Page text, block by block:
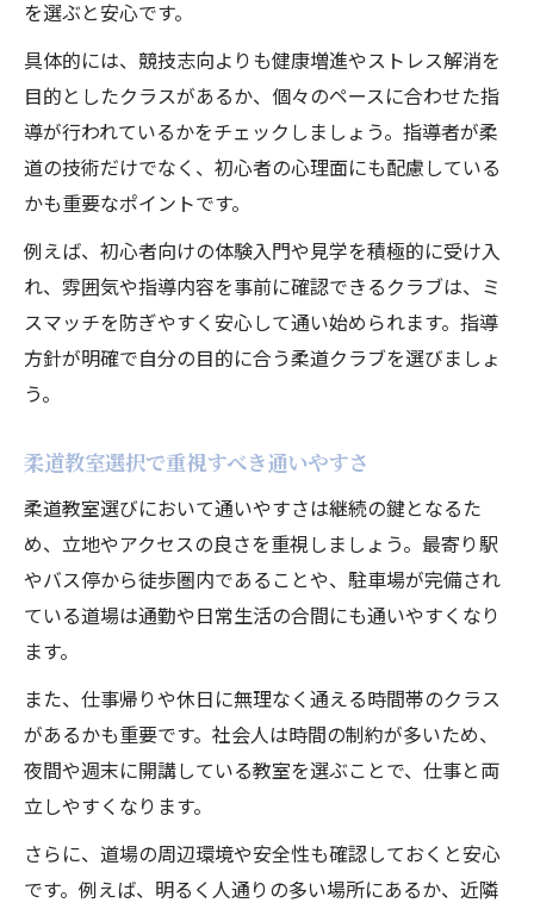
を選ぶと安心です。
具体的には、競技志向よりも健康増進やストレス解消を
目的としたクラスがあるか、個々のペースに合わせた指
導が行われているかをチェックしましょう。指導者が柔
道の技術だけでなく、初心者の心理面にも配慮している
かも重要なポイントです。
例えば、初心者向けの体験入門や見学を積極的に受け入
れ、雰囲気や指導内容を事前に確認できるクラブは、ミ
スマッチを防ぎやすく安心して通い始められます。指導
方針が明確で自分の目的に合う柔道クラブを選びましょ
う。
柔道教室選択で重視すべき通いやすさ
柔道教室選びにおいて通いやすさは継続の鍵となるた
め、立地やアクセスの良さを重視しましょう。最寄り駅
やバス停から徒歩圏内であることや、駐車場が完備され
ている道場は通勤や日常生活の合間にも通いやすくなり
ます。
また、仕事帰りや休日に無理なく通える時間帯のクラス
があるかも重要です。社会人は時間の制約が多いため、
夜間や週末に開講している教室を選ぶことで、仕事と両
立しやすくなります。
さらに、道場の周辺環境や安全性も確認しておくと安心
です。例えば、明るく人通りの多い場所にあるか、近隣